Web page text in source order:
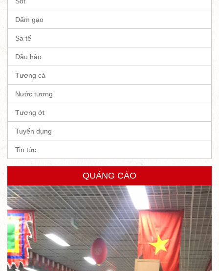
Dấm gạo
Sa tế
Dầu hào
Tương cà
Nước tương
Tương ớt
Tuyển dụng
Tin tức
QUẢNG CÁO